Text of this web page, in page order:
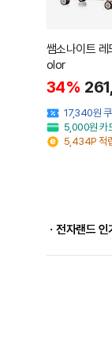
쌤소나이트
olor
34%
17,340원
5,000원 카
5,434P 적
ㆍ전자랜드 인